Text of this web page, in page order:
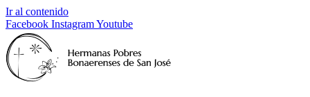
Ir al contenido
Facebook InstagramYoutube